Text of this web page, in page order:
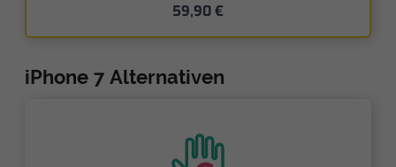
59,90 €
iPhone 7 Alternativen